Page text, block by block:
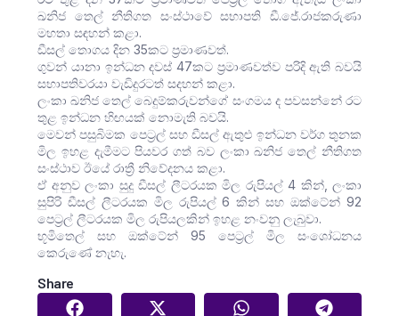
ඛනිජ තෙල් නීතිගත සංස්ථාවේ සභාපති ඩී.ජේ.රාජකරුණා
මහතා සඳහන් කළා.
ඩීසල් තොගය දින 35කට ප්‍රමාණවත්.
ගුවන් යානා ඉන්ධන දවස් 47කට ප්‍රමාණවත්ව පරිදි ඇති බවයි
සභාපතිවරයා වැඩිදුරටත් සදහන් කළා.
ලංකා ඛනිජ තෙල් බෙදුම්කරුවන්ගේ සංගමය ද පවසන්නේ රට
තුළ ඉන්ධන හිඟයක් නොමැති බවයි.
මෙවන් පසුබිමක පෙට්‍රල් සහ ඩීසල් ඇතුළු ඉන්ධන වර්ග තුනක
මිල ඉහළ දැමීමට පියවර ගත් බව ලංකා ඛනිජ තෙල් නීතිගත
සංස්ථාව ඊයේ රාත්‍රී නිවේදනය කළා.
ඒ අනුව ලංකා සුදු ඩීසල් ලීටරයක මිල රුපියල් 4 කින්, ලංකා
සුපිරි ඩීසල් ලීටරයක මිල රුපියල් 6 කින් සහ ඔක්ටේන් 92
පෙට්‍රල් ලීටරයක මිල රුපියලකින් ඉහළ නංවනු ලැබුවා.
භූමිතෙල් සහ ඔක්ටේන් 95 පෙට්‍රල් මිල සංශෝධනය
කෙරුණේ නැහැ.
Share